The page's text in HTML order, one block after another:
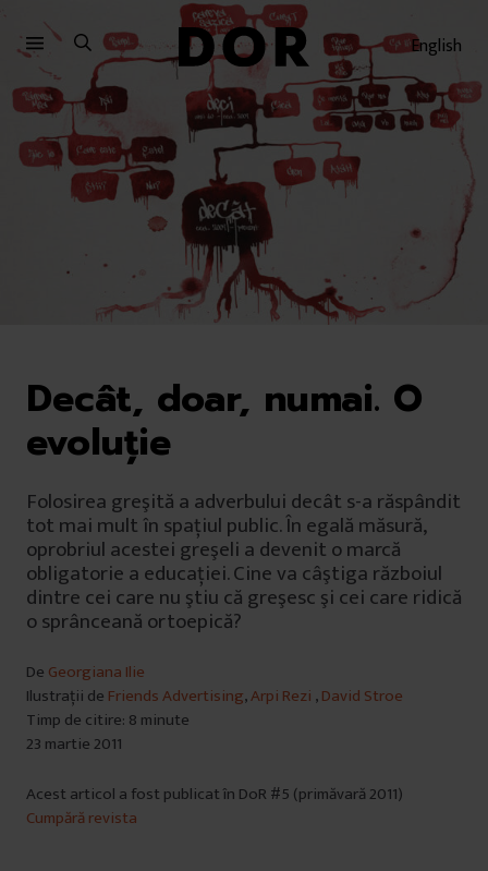
meniu
conținut
English
Decât, doar, numai. O
evoluție
Folosirea greşită a adverbului decât s-a răspândit
tot mai mult în spaţiul public. În egală măsură,
oprobriul acestei greşeli a devenit o marcă
obligatorie a educaţiei. Cine va câştiga războiul
dintre cei care nu ştiu că greşesc şi cei care ridică
o sprânceană ortoepică?
De Georgiana Ilie
Ilustrații de Friends Advertising,Arpi Rezi ,David Stroe
Timp de citire: 8 minute
23 martie 2011
Acest articol a fost publicat în DoR #5 (primăvară 2011)
Cumpără revista